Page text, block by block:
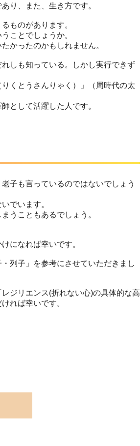
り、また、生き方です。
ものがあります。
ことでしょうか。
かったのかもしれません。
しも知っている。しかし実行できず
くとうさんりゃく）」（周時代の太
として活躍した人です。
子も言っているのではないでしょう
でいます。
うこともあるでしょう。
になれば幸いです。
列子」を参考にさせていただきまし
ジリエンス(折れない心)の具体的な高
れば幸いです。